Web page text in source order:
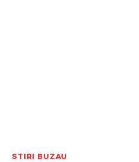
STIRI BUZAU